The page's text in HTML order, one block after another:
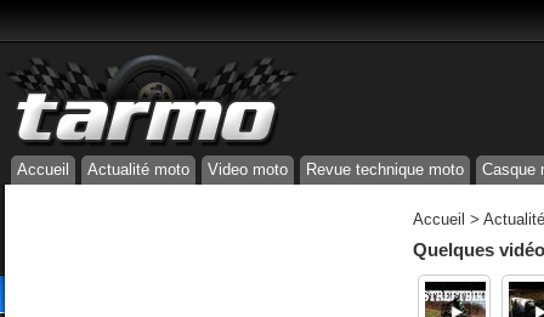
Accueil Actualité moto Video moto Revue technique moto Casque
Accueil >
Quelques